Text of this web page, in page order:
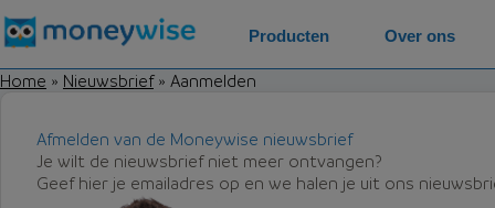
Home » Nieuwsbrief» Aanmelden
Afmelden van de Moneywise nieuwsbrief
Je wilt de nieuwsbrief niet meer ontvangen?
Geef hier je emailadres op en we halen je uit ons
Producten Over ons